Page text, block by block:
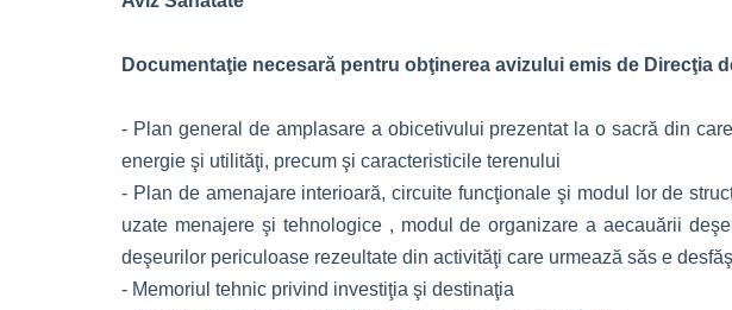
Documentaţie necesară pentru obţinerea avizului emis de Direcţia
- Plan general de amplasare a obicetivului prezentat la o sacră din
energie şi utilităţi, precum şi caracteristicile terenului
- Plan de amenajare interioară, circuite funcţionale şi modul lor de
uzate menajere şi tehnologice , modul de organizare a aecauării
deşeurilor periculoase rezeultate din activităţi care urmează săs e
- Memoriul tehnic privind investiţia şi destinaţia